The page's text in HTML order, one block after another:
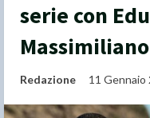
serie con
Redazione 11 Gennaio